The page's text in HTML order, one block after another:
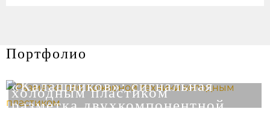
Портфолио
холодным пластиком
г. Москва, концерн
«Калашников»: сигнальная
разметка двухкомпонентной